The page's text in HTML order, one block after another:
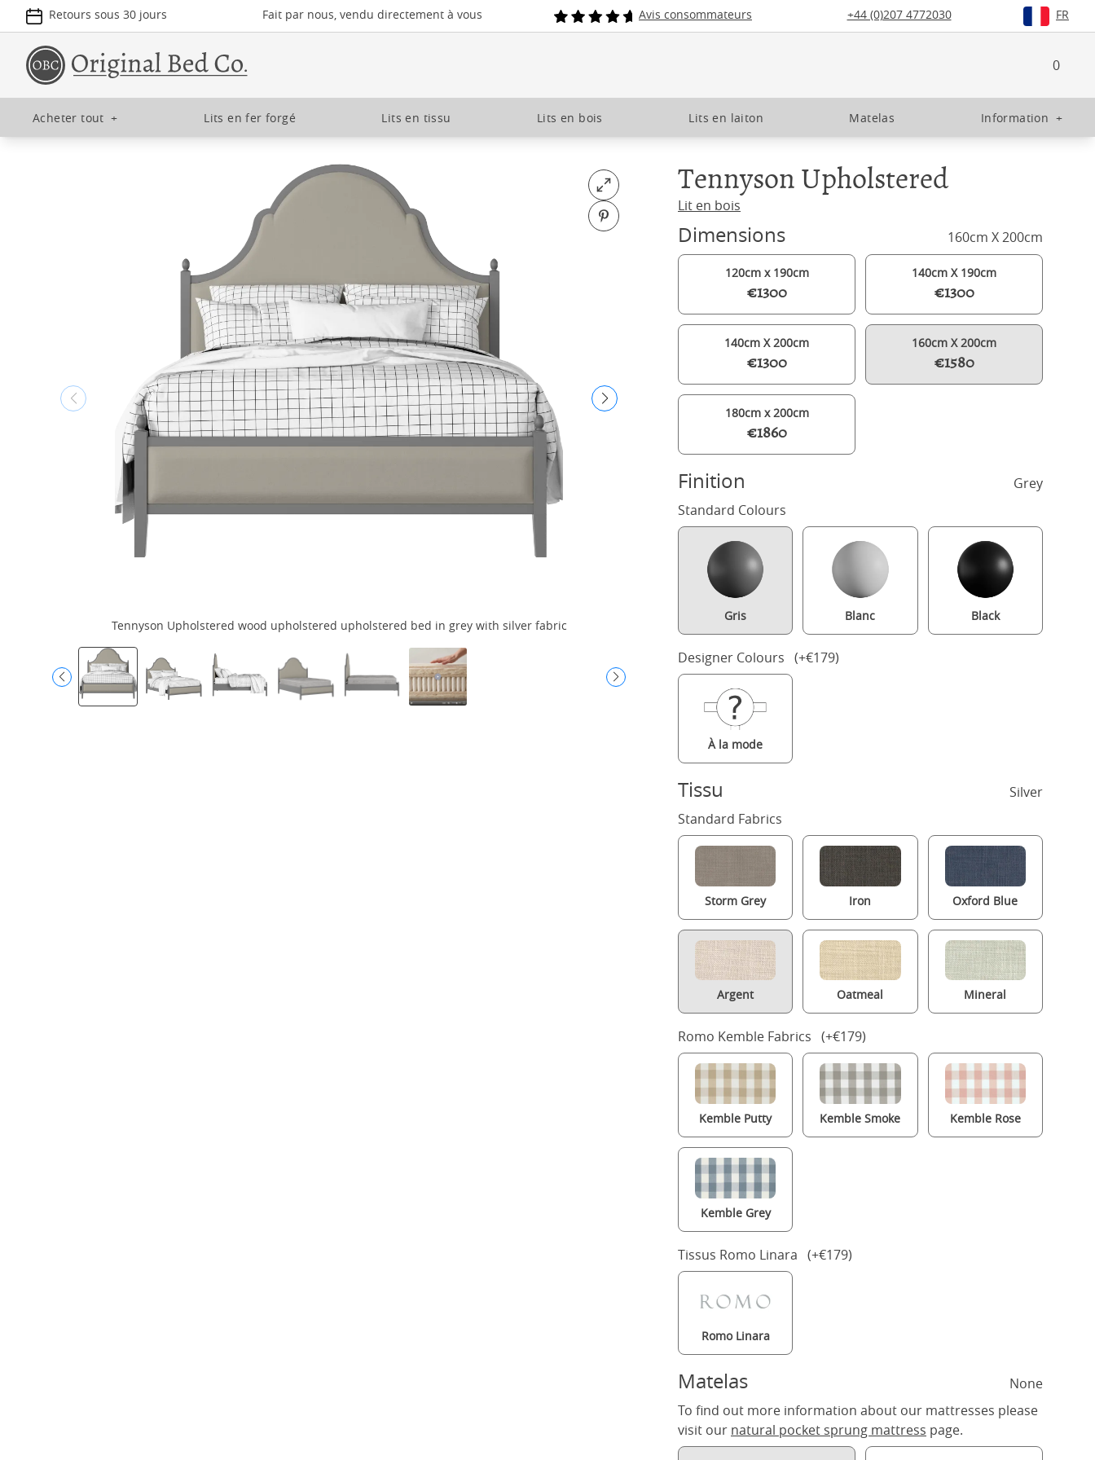
Retours sous 30 jours Fait par nous, vendu directement à vous Avis consommateurs +44 (0)207 4772030 FR
0
Acheter tout + Lits en fer forgé Lits en tissu Lits en bois Lits en laiton Matelas Information +
Open fullscreen
Pin on Pinterest
Tennyson Upholstered wood upholstered upholstered bed in grey with silver fabric Tennyson Upholstered wood upholstered bed in grey with silver
Tennyson Upholstered
Lit en bois
Dimensions 160cm X 200cm
120cm x 190cm
€1300
140cm X 190cm
€1300
140cm X 200cm
€1300
160cm X 200cm
€1580
180cm x 200cm
€1860
Finition
Grey
Standard Colours
Gris Blanc Black
Designer Colours (+€179)
À la mode
Tissu
Silver
Standard Fabrics
Storm Grey Iron Oxford Blue
Argent Oatmeal Mineral
Romo Kemble Fabrics (+€179)
Kemble Putty Kemble Smoke Kemble Rose
Kemble Grey
Tissus Romo Linara (+€179)
Romo Linara
Matelas
None
To find out more information about our mattresses please
visit our natural pocket sprung mattress page.